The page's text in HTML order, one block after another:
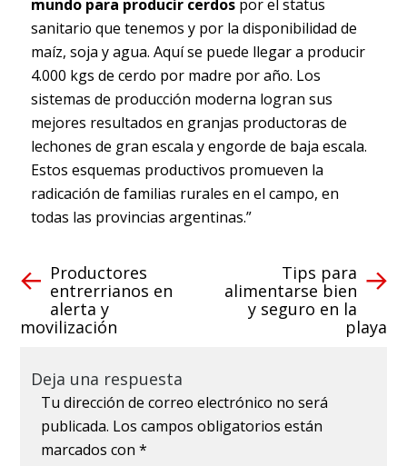
mundo para producir cerdospor el status
sanitario que tenemos y por la disponibilidad de
maíz, soja y agua. Aquí se puede llegar a producir
4.000 kgs de cerdo por madre por año. Los
sistemas de producción moderna logran sus
mejores resultados en granjas productoras de
lechones de gran escala y engorde de baja escala.
Estos esquemas productivos promueven la
radicación de familias rurales en el campo, en
todas las provincias argentinas.”
Productores
entrerrianos en
alerta y
movilización
Tips para
alimentarse bien
y seguro en la
playa
Deja una respuesta
Tu dirección de correo electrónico no será
publicada. Los campos obligatorios están
marcados con*